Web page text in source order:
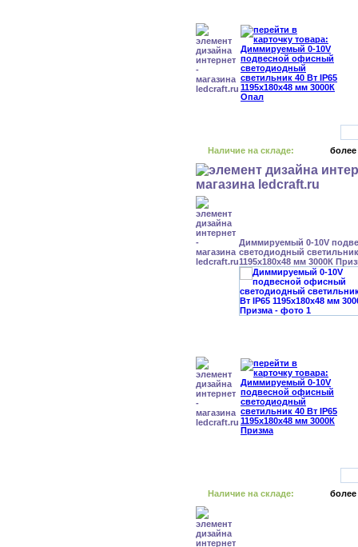
Наличие на складе: более
Диммируемый 0-10V
светодиодный
1195x180x48 мм 3000К
Наличие на складе: более